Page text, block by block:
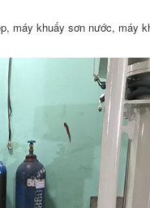
máy khuấy sơn nước, máy